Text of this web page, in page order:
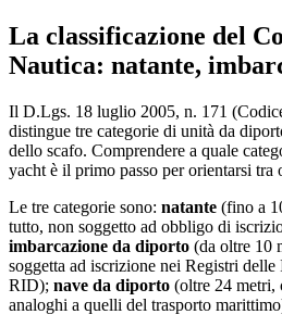
La classificazione del
Nautica: natante,
Il D.Lgs. 18 luglio 2005, n. 171
distingue tre categorie di unità da
dello scafo. Comprendere a quale
yacht è il primo passo per orientarsi tra
Le tre categorie sono: natante (fino a
tutto, non soggetto ad obbligo di
imbarcazione da diporto (da oltre 10
soggetta ad iscrizione nei Registri
RID); nave da diporto (oltre 24 metri,
analoghi a quelli del trasporto